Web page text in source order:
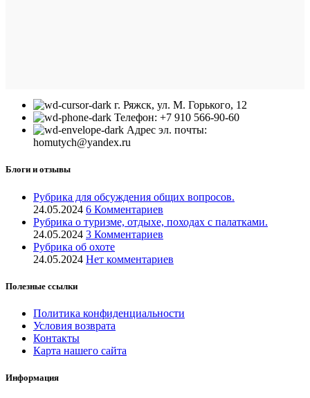
г. Ряжск, ул. М. Горького, 12
Телефон: +7 910 566-90-60
Адрес эл. почты:
homutych@yandex.ru
Блоги и отзывы
Рубрика для обсуждения общих вопросов.
24.05.2024 6 Комментариев
Рубрика о туризме, отдыхе, походах с палатками.
24.05.2024 3 Комментариев
Рубрика об охоте
24.05.2024 Нет комментариев
Полезные ссылки
Политика конфиденциальности
Условия возврата
Контакты
Карта нашего сайта
Информация